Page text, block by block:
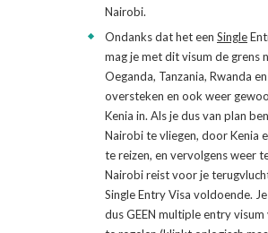
Nairobi.
Ondanks dat het een Single
mag je met dit visum de grens
Oeganda, Tanzania, Rwanda
oversteken en ook weer
Kenia in. Als je dus van plan
Nairobi te vliegen, door Kenia
te reizen, en vervolgens weer
Nairobi reist voor je
Single Entry Visa voldoende.
dus GEEN multiple entry visum